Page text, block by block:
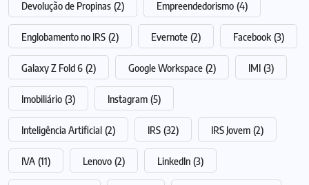
Devolução de Propinas (2) Empreendedorismo (4)
Englobamento no IRS (2) Evernote (2) Facebook (3)
Galaxy Z Fold 6 (2) Google Workspace (2) IMI (3)
Imobiliário (3) Instagram (5)
Inteligência Artificial (2) IRS (32) IRS Jovem (2)
IVA (11) Lenovo (2) LinkedIn (3)